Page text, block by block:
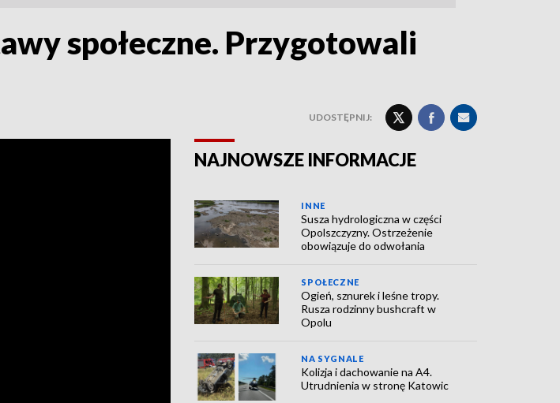
społeczne. Przygotowali
UDOSTĘPNIJ:
NAJNOWSZE INFORMACJE
INNE
Susza hydrologiczna w części
Opolszczyzny. Ostrzeżenie
obowiązuje do odwołania
SPOŁECZNE
Ogień, sznurek i leśne tropy.
Rusza rodzinny bushcraft w
Opolu
NA SYGNALE
Kolizja i dachowanie na A4.
Utrudnienia w stronę Katowic